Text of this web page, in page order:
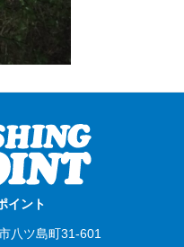
イント
八ツ島町31-601